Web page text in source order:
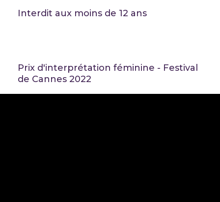
Interdit aux moins de 12 ans
Prix d'interprétation féminine - Festival
de Cannes 2022